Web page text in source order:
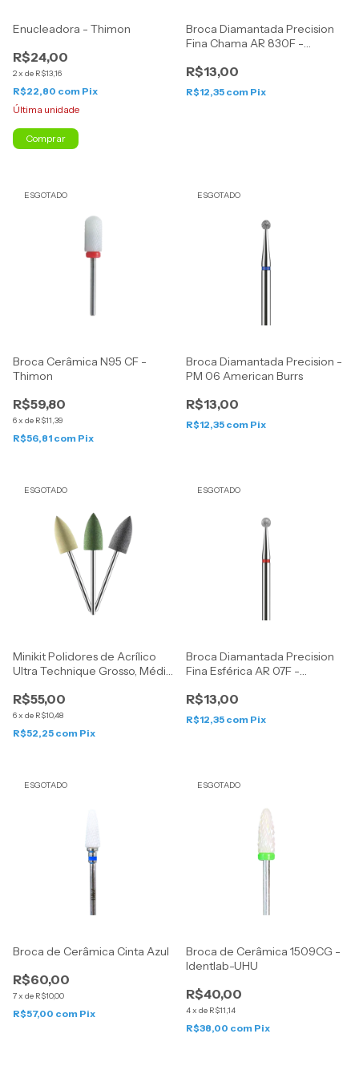
Enucleadora - Thimon
R$24,00
2x de R$13,16
R$22,80 com Pix
Última unidade
Comprar
Broca Diamantada Precision
Fina Chama AR 830F -
R$13,00
R$12,35 com Pix
ESGOTADO
Broca Cerâmica N95 CF -
Thimon
R$59,80
6x de R$11,39
R$56,81 com Pix
ESGOTADO
Broca Diamantada Precision -
PM 06 American Burrs
R$13,00
R$12,35 com Pix
ESGOTADO
Minikit Polidores de Acrílico
Ultra Technique Grosso, Médio
R$55,00
6x de R$10,48
R$52,25 com Pix
ESGOTADO
Broca Diamantada Precision
Fina Esférica AR 07F -
R$13,00
R$12,35 com Pix
ESGOTADO
Broca de Cerâmica Cinta Azul
R$60,00
7x de R$10,00
R$57,00 com Pix
ESGOTADO
Broca de Cerâmica 1509CG -
Identlab-UHU
R$40,00
4x de R$11,14
R$38,00 com Pix